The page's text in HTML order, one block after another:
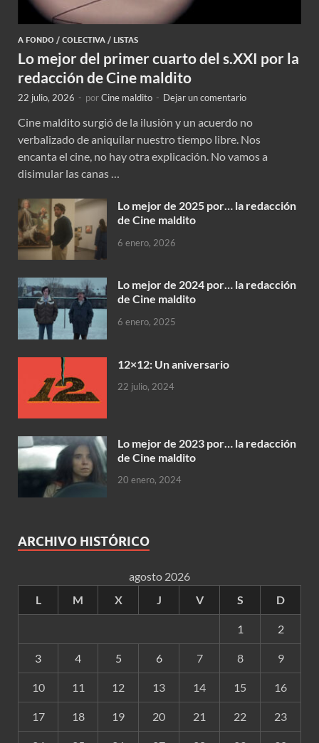
A FONDO / COLECTIVA / LISTAS
Lo mejor del primer cuarto del s.XXI por la
redacción de Cine maldito
22 julio, 2026 - porCine maldito - Dejar un comentario
Cine maldito surgió de la ilusión y un acuerdo no
verbalizado de aniquilar nuestro tiempo libre. Nos
encanta el cine, no hay otra explicación. No vamos a
disimular las canas …
Lo mejor de 2025 por… la redacción
de Cine maldito
6 enero, 2026
Lo mejor de 2024 por… la redacción
de Cine maldito
6 enero, 2025
12×12: Un aniversario
22 julio, 2024
Lo mejor de 2023 por… la redacción
de Cine maldito
20 enero, 2024
ARCHIVO HISTÓRICO
agosto 2026
L
M X J V S D
1 2
3 4 5 6 7 8 9
10 11 12 13 14 15 16
17 18 19 20 21 22 23